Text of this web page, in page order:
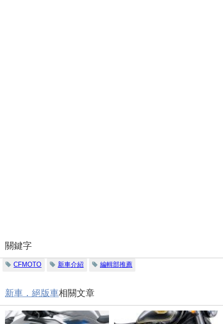
關鍵字
CFMOTO 新車介紹 編輯部推薦
新車．絕版車相關文章